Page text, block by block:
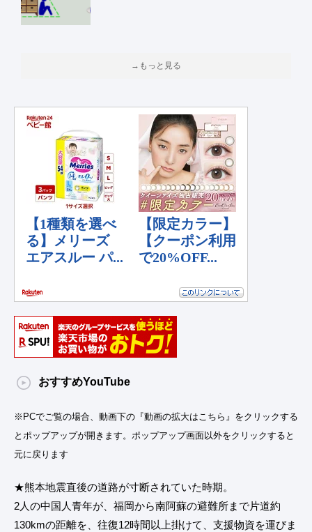
→もっと見る
おすすめYouTube
※PCでご覧の場合、動画下の『動画の拡大はこちら』をクリックする
とポップアップが開きます。ポップアップ画面以外をクリックすると
元に戻ります
★熊本地震直後の道路が寸断されていた時期。
2人の中国人青年が、福岡から南阿蘇の避難所まで片道約
130kmの距離を、往復12時間以上掛けて、支援物資を運びま